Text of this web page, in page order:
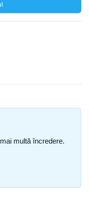
multă încredere.